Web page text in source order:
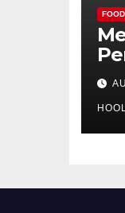
FOOD